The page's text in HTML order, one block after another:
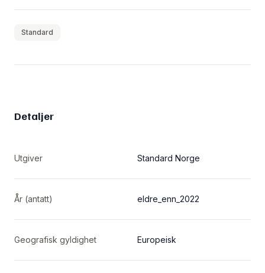
Standard
Detaljer
Utgiver Standard Norge
År (antatt) eldre_enn_2022
Geografisk gyldighet Europeisk